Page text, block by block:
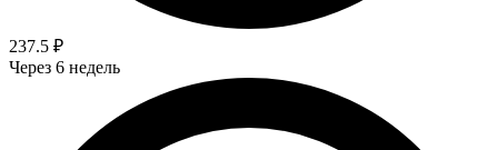
237.5 ₽
Через 6 недель